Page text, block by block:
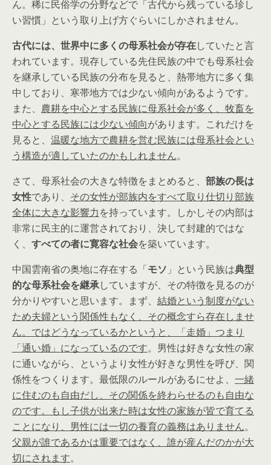
ん。稀に民俗学の分野などで「古代から残っている珍し
い習慣」という取り上げ方ぐらいにしかされません。
古代には、世界中に多くの母系社会が存在していたと言
われています。現存している先住民族の中でも母系社会
を継承している民族の分布を見ると、熱帯地方に多く集
中しており、寒帯地方では少ない傾向があるようです。
また、 農耕を中心とする民族に母系社会が多く、牧畜を
中心とする民族には少ない傾向があります。これだけを
見ると、 温暖な地方で農耕を営む民族には母系社会とい
う構造が適していたのかもしれません。
さて、母系社会の大きな特徴をまとめると、 部族の長は
女性であり、 その女性が部族内をすべて取り仕切り部族
全体に大きな影響力を持っています。しかしその内部は
非常に民主的に運営されており、決して封建的ではな
く、 すべての者に寛容な社会を築いています。
中国雲南省の奥地に存在する「モソ 」という民族は典型
的な母系社会を継承していますが、その特徴を見るのが
分かりやすいと思います。まず、 結婚という制度がない
ため夫婦という関係性もなく、その概念すら存在しませ
ん。ではどうなっているかというと、「走婚」つまり
「通い婚」になっているのです。男性は好きな女性の家
に通いながら、というより女性が好きな男性を呼び、関
係性をつくります。最低限のルールがあるにせよ、 一緒
に住むのも自由だし、その関係を終わらせるのも自由な
のです。もし子供が出来た時は女性の家族が皆で育てる
ことになり、男性には一切の養育の義務はありません。
父親が誰であるかは重要ではなく、誰が産んだのかが大
切にされます。